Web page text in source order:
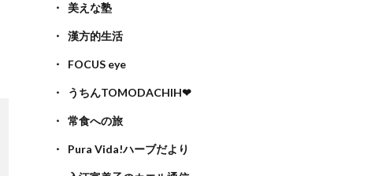
美えな塾
漢方的生活
FOCUS eye
うちんTOMODACHIH❤
常食への旅
Pura Vida!ハーブだより